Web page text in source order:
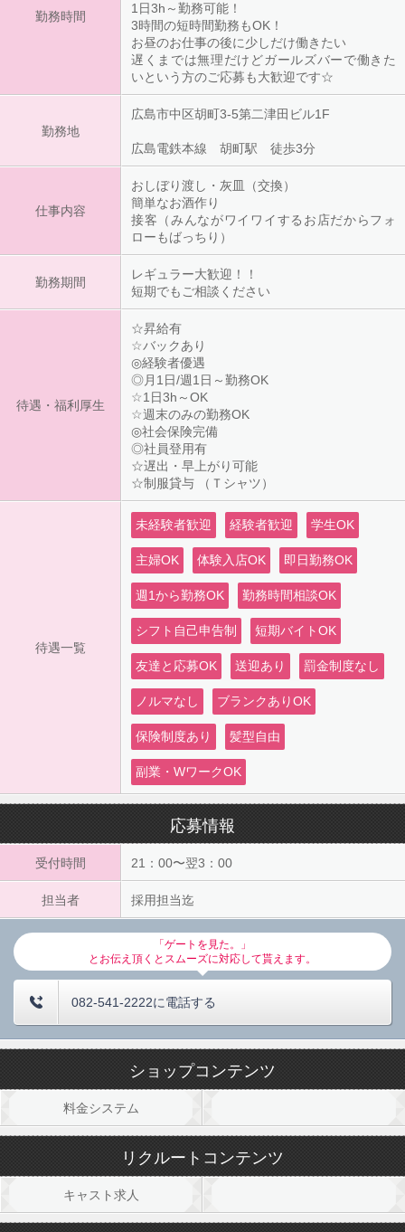
勤務時間
1日3h～勤務可能！
3時間の短時間勤務もOK！
お昼のお仕事の後に少しだけ働きたい
遅くまでは無理だけどガールズバーで働きた
いという方のご応募も大歓迎です☆
勤務地
広島市中区胡町3-5第二津田ビル1F
広島電鉄本線 胡町駅 徒歩3分
仕事内容
おしぼり渡し・灰皿（交換）
簡単なお酒作り
接客（みんながワイワイするお店だからフォ
ローもばっちり）
勤務期間
レギュラー大歓迎！！
短期でもご相談ください
待遇・福利厚生
☆昇給有
☆バックあり
◎経験者優遇
◎月1日/週1日～勤務OK
☆1日3h～OK
☆週末のみの勤務OK
◎社会保険完備
◎社員登用有
☆遅出・早上がり可能
☆制服貸与 （Ｔシャツ）
待遇一覧
未経験者歓迎 経験者歓迎 学生OK
主婦OK 体験入店OK 即日勤務OK
週1から勤務OK 勤務時間相談OK
シフト自己申告制 短期バイトOK
友達と応募OK 送迎あり 罰金制度なし
ノルマなし ブランクありOK
保険制度あり 髪型自由
副業・WワークOK
応募情報
受付時間 21：00〜翌3：00
担当者 採用担当迄
「ゲートを見た。」
とお伝え頂くとスムーズに対応して貰えます。
082-541-2222に電話する
ショップコンテンツ
料金システム
リクルートコンテンツ
キャスト求人